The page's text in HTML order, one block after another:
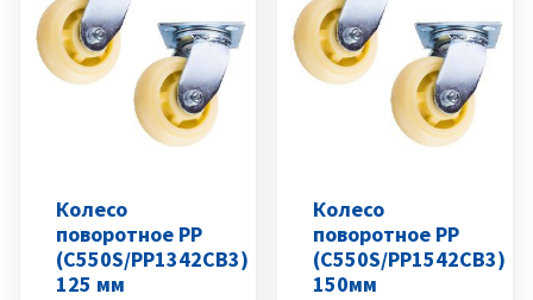
Колесо
поворотное PP
(C550S/PP1342CB3)
125 мм
Колесо
поворотное PP
(C550S/PP1542CB3)
150мм